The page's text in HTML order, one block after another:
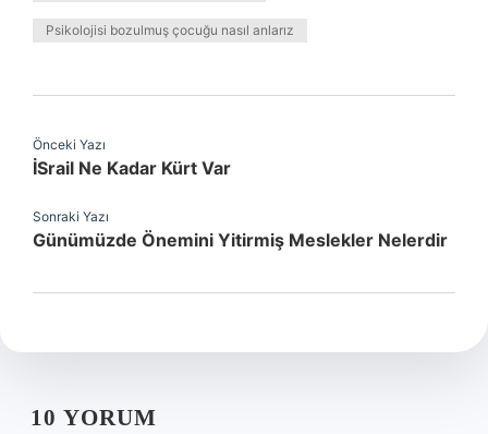
Psikolojisi bozulmuş çocuğu nasıl anlarız
Önceki Yazı
İSrail Ne Kadar Kürt Var
Sonraki Yazı
Günümüzde Önemini Yitirmiş Meslekler Nelerdir
10 YORUM